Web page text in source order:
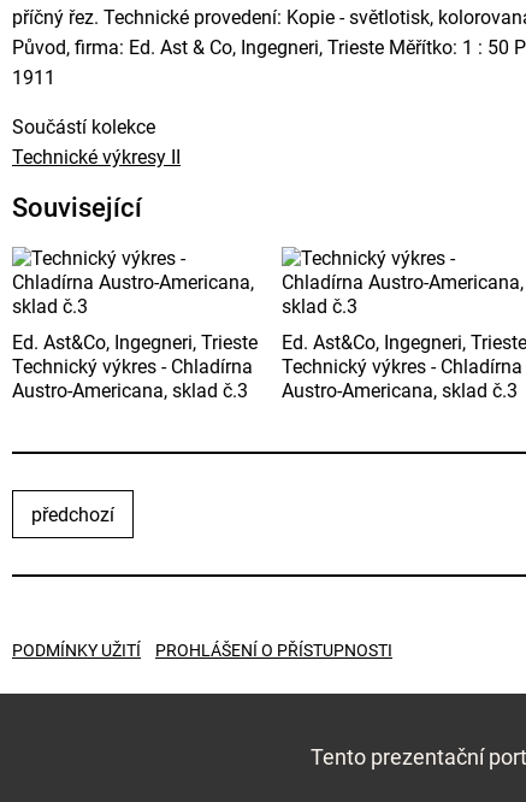
příčný řez. Technické provedení: Kopie - světlotisk,
Původ, firma: Ed. Ast & Co, Ingegneri, Trieste Měřítko: 1 : 50
1911
Součástí kolekce
Technické výkresy II
Související
Ed. Ast&Co, Ingegneri, Trieste
Technický výkres - Chladírna
Austro-Americana, sklad č.3
Ed. Ast&Co, Ingegneri, Trieste
Technický výkres - Chladírna
Austro-Americana, sklad č.3
předchozí
PODMÍNKY UŽITÍ PROHLÁŠENÍ O PŘÍSTUPNOSTI
Tento prezentační